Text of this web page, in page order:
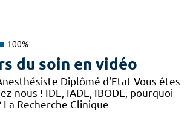
100%
du soin en vidéo
Diplômé d'Etat Vous êtes
nous ! IDE, IADE, IBODE, pourquoi
La Recherche Clinique